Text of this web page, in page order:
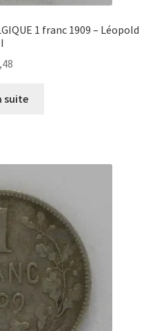
1 franc 1909 – Léopold
suite